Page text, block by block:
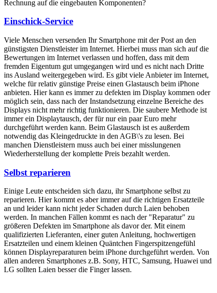
Rechnung auf die eingebauten Komponenten?
Einschick-Service
Viele Menschen versenden Ihr Smartphone mit der Post an den
günstigsten Dienstleister im Internet. Hierbei muss man sich auf die
Bewertungen im Internet verlassen und hoffen, dass mit dem
fremden Eigentum gut umgegangen wird und es nicht nach Dritte
ins Ausland weitergegeben wird. Es gibt viele Anbieter im Internet,
welche für relativ günstige Preise einen Glastausch beim iPhone
anbieten. Hier kann es immer zu defekten im Display kommen oder
möglich sein, dass nach der Instandsetzung einzelne Bereiche des
Displays nicht mehr richtig funktionieren. Die saubere Methode ist
immer ein Displaytausch, der für nur ein paar Euro mehr
durchgeführt werden kann. Beim Glastausch ist es außerdem
notwendig das Kleingedruckte in den AGB\'s zu lesen. Bei
manchen Dienstleistern muss auch bei einer misslungenen
Wiederherstellung der komplette Preis bezahlt werden.
Selbst reparieren
Einige Leute entscheiden sich dazu, ihr Smartphone selbst zu
reparieren. Hier kommt es aber immer auf die richtigen Ersatzteile
an und leider kann nicht jeder Schaden durch Laien behoben
werden. In manchen Fällen kommt es nach der "Reparatur" zu
größeren Defekten im Smartphone als davor der. Mit einem
qualifizierten Lieferanten, einer guten Anleitung, hochwertigen
Ersatzteilen und einem kleinen Quäntchen Fingerspitzengefühl
können Displayreparaturen beim iPhone durchgeführt werden. Von
allen anderen Smartphones z.B. Sony, HTC, Samsung, Huawei und
LG sollten Laien besser die Finger lassen.